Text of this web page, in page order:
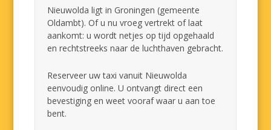
Nieuwolda ligt in Groningen (gemeente
Oldambt). Of u nu vroeg vertrekt of laat
aankomt: u wordt netjes op tijd opgehaald
en rechtstreeks naar de luchthaven gebracht.
Reserveer uw taxi vanuit Nieuwolda
eenvoudig online. U ontvangt direct een
bevestiging en weet vooraf waar u aan toe
bent.